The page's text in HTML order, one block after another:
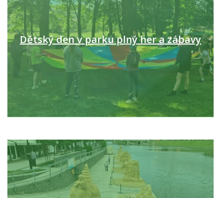
Dětský den v parku plný her a zábavy